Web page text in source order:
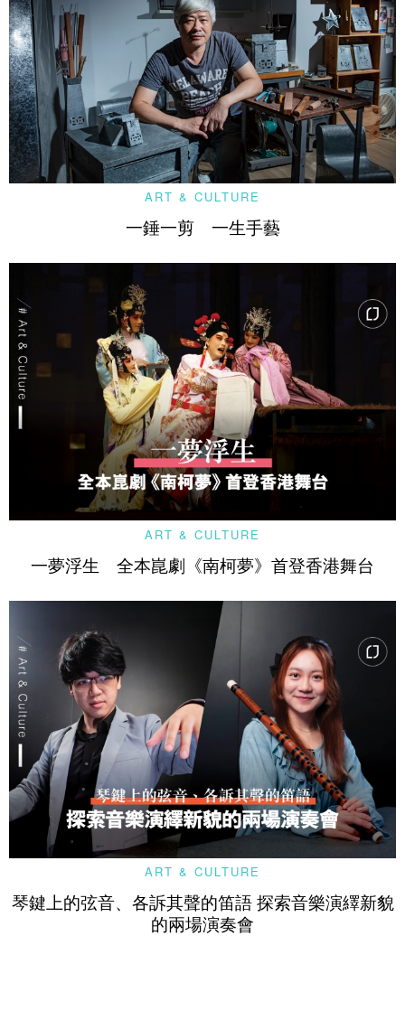
ART & CULTURE
一錘一剪 一生手藝
ART & CULTURE
一夢浮生 全本崑劇《南柯夢》首登香港舞台
ART & CULTURE
琴鍵上的弦音、各訴其聲的笛語 探索音樂演繹新貌
的兩場演奏會